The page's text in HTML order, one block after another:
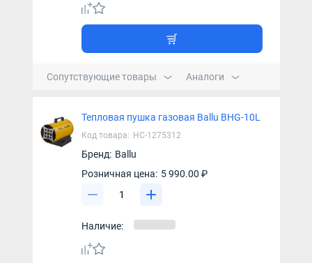
Сопутствующие товары Аналоги
Тепловая пушка газовая Ballu BHG-10L
Код товара: НС-1275312
Бренд: Ballu
Розничная цена: 5 990.00 ₽
Наличие: